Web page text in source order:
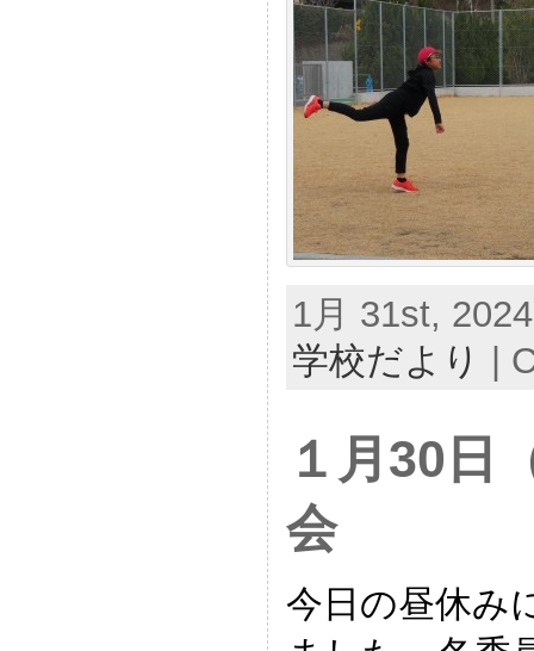
1月 31st,
学校だより
１月30日
会
今日の昼休み